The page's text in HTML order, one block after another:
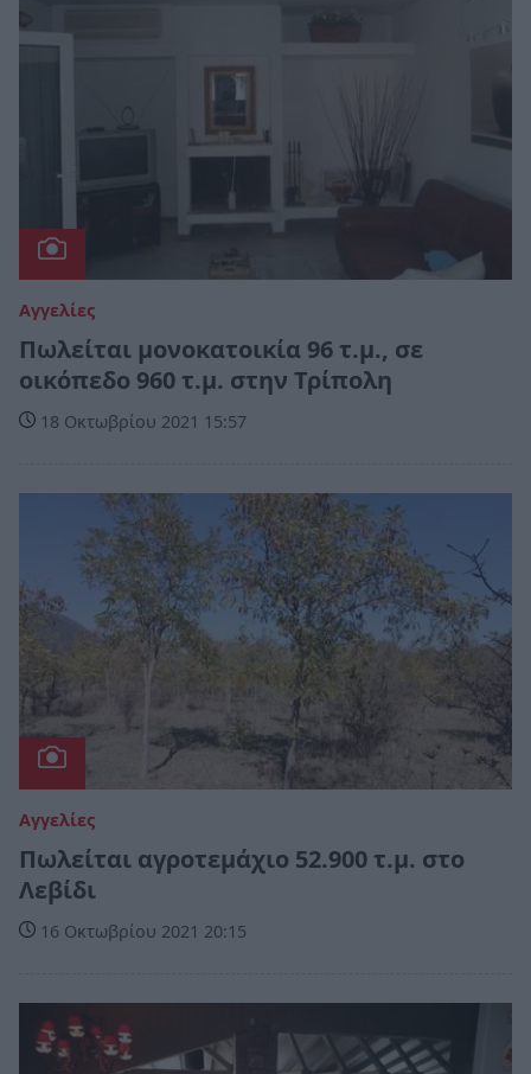
Αγγελίες
Πωλείται μονοκατοικία 96 τ.μ., σε
οικόπεδο 960 τ.μ. στην Τρίπολη
18 Οκτωβρίου 2021 15:57
Αγγελίες
Πωλείται αγροτεμάχιο 52.900 τ.μ. στο
Λεβίδι
16 Οκτωβρίου 2021 20:15